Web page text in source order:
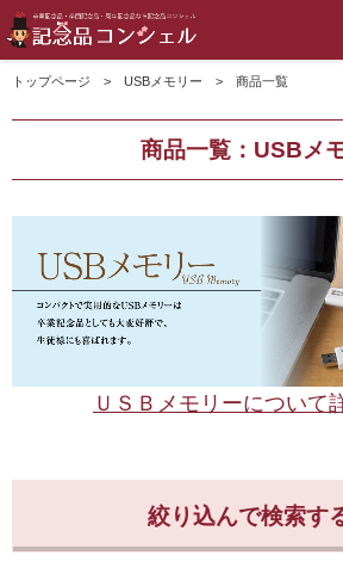
トップページ USBメモリー 商品一覧
商品一覧：USBメ
ＵＳＢメモリーについて
絞り込んで検索す